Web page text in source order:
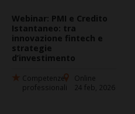
Webinar: PMI e Credito
Istantaneo: tra
innovazione fintech e
strategie
d’investimento
Competenze
professionali
Online
24 feb, 2026